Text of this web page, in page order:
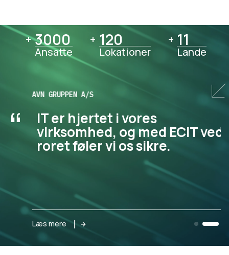
+ 3000
3000
Ansatte
+ 120
120
Lokationer
+ 11
11
Lande
“
AVN GRUPPEN A/S
IT er hjertet i vores
virksomhed, og med ECIT ved
roret føler vi os sikre.
Læs mere